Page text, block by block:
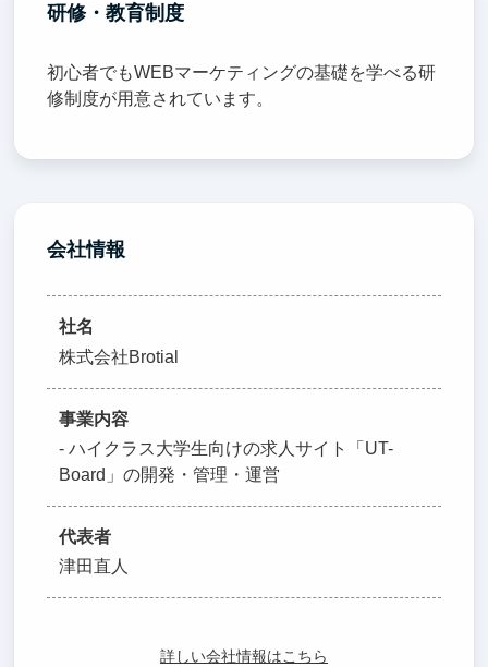
研修・教育制度
初心者でもWEBマーケティングの基礎を学べる研
修制度が用意されています。
会社情報
社名
株式会社Brotial
事業内容
- ハイクラス大学生向けの求人サイト「UT-
Board」の開発・管理・運営
代表者
津田直人
詳しい会社情報はこちら